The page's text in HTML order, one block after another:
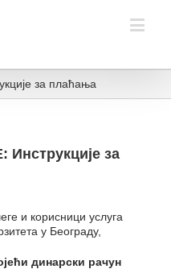
за плаћања
за
и корисници услуга
у Београду,
динарски рачун